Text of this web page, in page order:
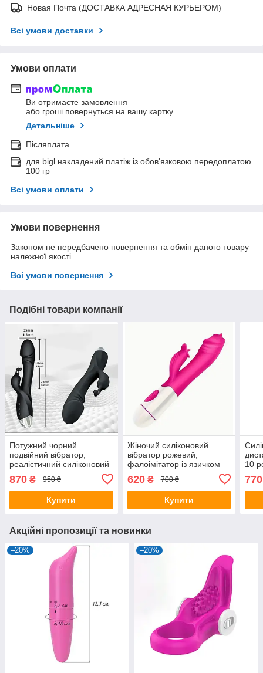
Новая Почта (ДОСТАВКА АДРЕСНАЯ КУРЬЕРОМ)
Всі умови доставки
Умови оплати
Ви отримаєте замовлення
або гроші повернуться на вашу картку
Детальніше
Післяплата
для bigl накладений платіж із обов'язковою передоплатою
100 гр
Всі умови оплати
Умови повернення
Законом не передбачено повернення та обмін даного товару
належної якості
Всі умови повернення
Подібні товари компанії
Потужний чорний
подвійний вібратор,
реалістичний силіконовий
вібрації
870 ₴ 950 ₴
Купити
Жіночий силіконовий
вібратор рожевий,
фалоімітатор із язичком
620₴ 700 ₴
Купити
10
770
Акційні пропозиції та новинки
–20% –20%